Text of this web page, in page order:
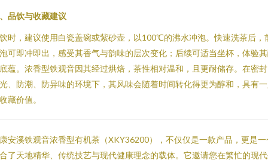
品饮与收藏建议
时，建议使用白瓷盖碗或紫砂壶，以100℃的沸水冲泡。快速洗茶后，
可即冲即出，感受其香气与韵味的层次变化；后续可适当坐杯，体验
蕴。浓香型铁观音因其经过烘焙，茶性相对温和，且更耐储存。在密
、防潮、防异味的环境下，其风味会随着时间转化得更为醇和，具有
藏价值。
安溪铁观音浓香型有机茶（XKY36200），不仅仅是一款产品，更是一
了天地精华、传统技艺与现代健康理念的载体。它邀请您在繁忙的现